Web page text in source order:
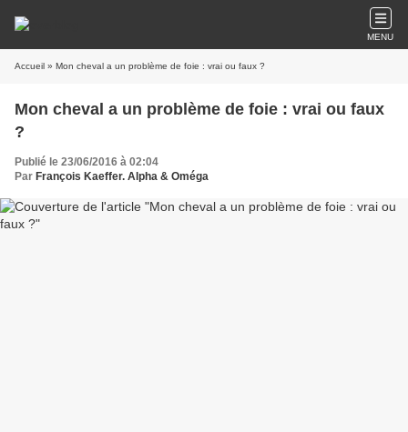
MENU
Accueil » Mon cheval a un problème de foie : vrai ou faux ?
Mon cheval a un problème de foie : vrai ou faux
?
Publié le 23/06/2016 à 02:04
Par François Kaeffer. Alpha & Oméga